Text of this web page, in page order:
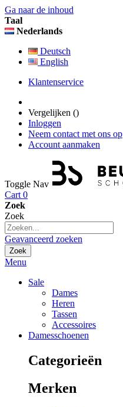
Ga naar de inhoud
Taal
Nederlands
Deutsch
English
Klantenservice
Vergelijken ()
Inloggen
Neem contact met ons op
Account aanmaken
Toggle Nav
Cart 0
Zoek
Zoek
Geavanceerd zoeken
Zoek
Menu
Sale
Dames
Heren
Tassen
Accessoires
Damesschoenen
Categorieën
Merken